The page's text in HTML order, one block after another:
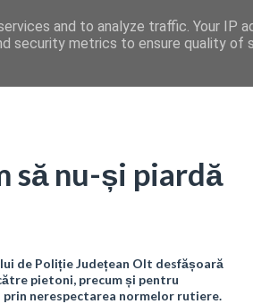
să nu-și piardă
de Poliție Județean Olt desfășoară
pietoni, precum și pentru
nerespectarea normelor rutiere.
and to analyze traffic. Your IP
security metrics to ensure quality of